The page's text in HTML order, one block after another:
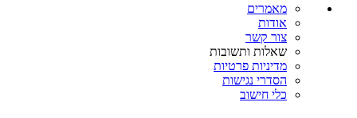
מאמרים
אודות
צור קשר
שאלות ותשובות
מדיניות פרטיות
הסדרי נגישות
כלי חישוב